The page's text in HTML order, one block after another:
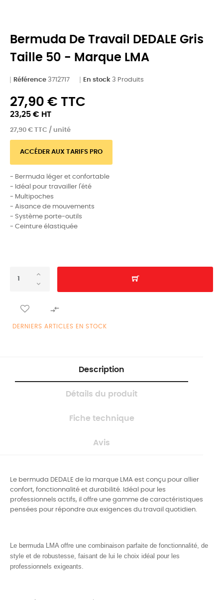
Bermuda De Travail DEDALE Gris
Taille 50 - Marque LMA
Référence 3712717 En stock 3 Produits
27,90 € TTC
23,25 € HT
27,90 € TTC / unité
ACCÉDER AUX TARIFS PRO
- Bermuda léger et confortable
- Idéal pour travailler l'été
- Multipoches
- Aisance de mouvements
- Système porte-outils
- Ceinture élastiquée

DERNIERS ARTICLES EN STOCK
Description
Détails du produit
Fiche technique
Avis
Le bermuda DEDALE de la marque LMA est conçu pour allier
confort, fonctionnalité et durabilité. Idéal pour les
professionnels actifs, il offre une gamme de caractéristiques
pensées pour répondre aux exigences du travail quotidien.
Le bermuda LMA offre une combinaison parfaite de fonctionnalité, de
style et de robustesse, faisant de lui le choix idéal pour les
professionnels exigeants